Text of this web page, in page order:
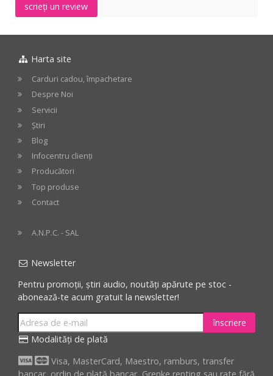
scrieți un review
Harta site
Carduri cadou, împachetare
Despre Noi
Servicii
Știri
Blog
Infocentru clienți
Producători
Top produse
Contact
A.N.P.C. - SAL
Newsletter
Pentru promoții, știri audio, noutăți apărute pe stoc -
abonează-te acum gratuit la newsletter!
înscriere
Modalități de plată
Visa, MasterCard, Maestro, ramburs, transfer